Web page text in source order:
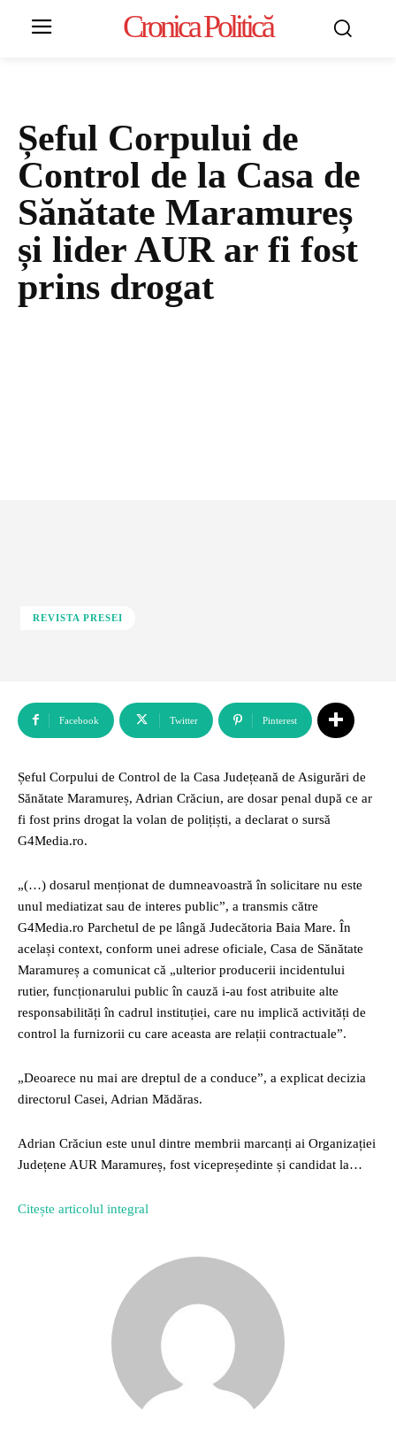
Cronica Politică
Șeful Corpului de
Control de la Casa de
Sănătate Maramureș
și lider AUR ar fi fost
prins drogat
REVISTA PRESEI
Facebook Twitter Pinterest
Șeful Corpului de Control de la Casa Județeană de Asigurări de
Sănătate Maramureș, Adrian Crăciun, are dosar penal după ce ar
fi fost prins drogat la volan de polițiști, a declarat o sursă
G4Media.ro.
„(…) dosarul menționat de dumneavoastră în solicitare nu este
unul mediatizat sau de interes public”, a transmis către
G4Media.ro Parchetul de pe lângă Judecătoria Baia Mare. În
același context, conform unei adrese oficiale, Casa de Sănătate
Maramureș a comunicat că „ulterior producerii incidentului
rutier, funcționarului public în cauză i-au fost atribuite alte
responsabilități în cadrul instituției, care nu implică activități de
control la furnizorii cu care aceasta are relații contractuale”.
„Deoarece nu mai are dreptul de a conduce”, a explicat decizia
directorul Casei, Adrian Mădăras.
Adrian Crăciun este unul dintre membrii marcanți ai Organizației
Județene AUR Maramureș, fost vicepreședinte și candidat la…
Citește articolul integral